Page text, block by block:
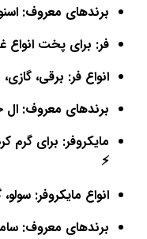
برندهای معروف:
فر: برای پخت انواع
انواع فر: برقی، گازی،
برندهای معروف:
مایکروفر: برای
⚡
انواع مایکروفر:
برندهای معروف: